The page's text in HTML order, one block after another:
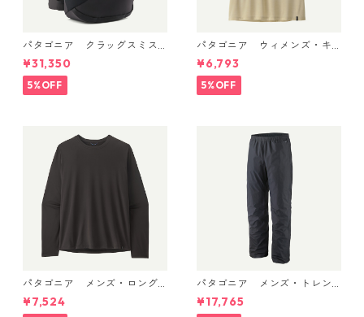
パタゴニア クラッグスミス
パック 45L ブラック 48066 P
atagonia Cragsmith Pack 日
本正規品
¥31,350
5%OFF
パタゴニア ウィメンズ・キ
ャプリーン・クール・ウルト
ラ・タンク Pumice - Dyno W
hite X-Dye 44740 日本正規
品
¥6,793
5%OFF
パタゴニア メンズ・ロング
スリーブ・キャプリーン・ク
ール・デイリー・シャツ Black
¥7,524
パタゴニア メンズ・トレン
トシェル 3L・レイン・パンツ
（ショート） (カラー Black)
¥17,765